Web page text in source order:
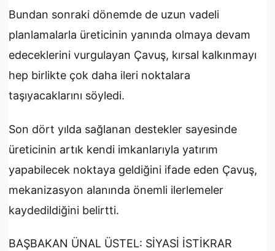
Bundan sonraki dönemde de uzun vadeli
planlamalarla üreticinin yanında olmaya devam
edeceklerini vurgulayan Çavuş, kırsal kalkınmayı
hep birlikte çok daha ileri noktalara
taşıyacaklarını söyledi.
Son dört yılda sağlanan destekler sayesinde
üreticinin artık kendi imkanlarıyla yatırım
yapabilecek noktaya geldiğini ifade eden Çavuş,
mekanizasyon alanında önemli ilerlemeler
kaydedildiğini belirtti.
BAŞBAKAN ÜNAL ÜSTEL: SİYASİ İSTİKRAR